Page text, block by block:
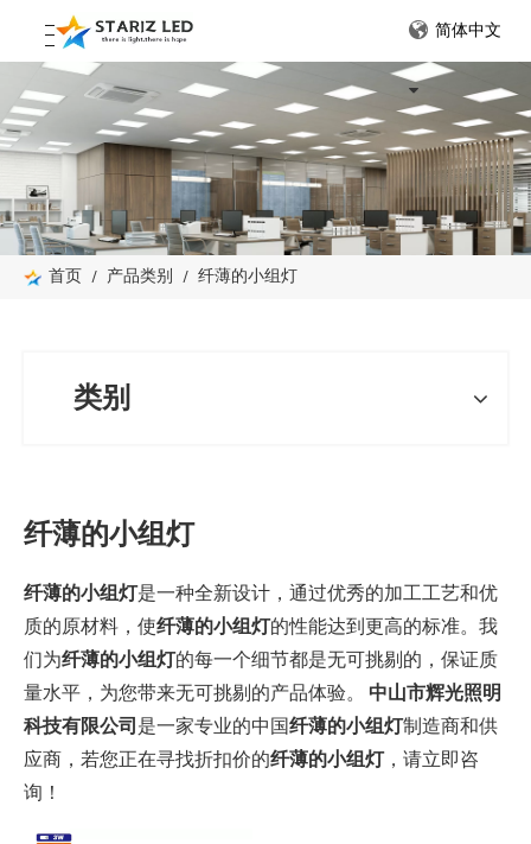
简体中文
首页 / 产品类别 / 纤薄的小组灯
类别
纤薄的小组灯
纤薄的小组灯是一种全新设计，通过优秀的加工工艺和优
质的原材料，使纤薄的小组灯的性能达到更高的标准。我
们为纤薄的小组灯的每一个细节都是无可挑剔的，保证质
量水平，为您带来无可挑剔的产品体验。 中山市辉光照明
科技有限公司 是一家专业的中国纤薄的小组灯制造商和供
应商，若您正在寻找折扣价的纤薄的小组灯，请立即咨
询！